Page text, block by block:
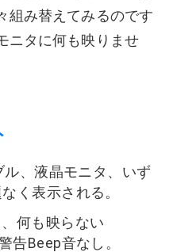
組み替えてみるのです
ニタに何も映りませ
ル、液晶モニタ、いず
く表示される。
何も映らない
告Beep音なし。